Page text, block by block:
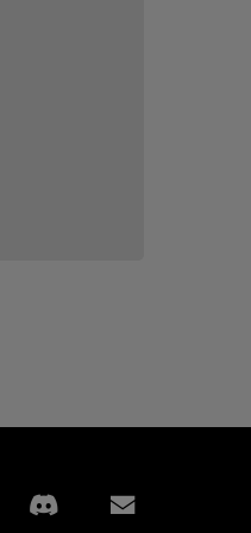
Facebook